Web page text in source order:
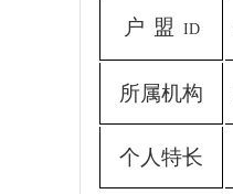
户 盟 ID
所属机构
个 人特长